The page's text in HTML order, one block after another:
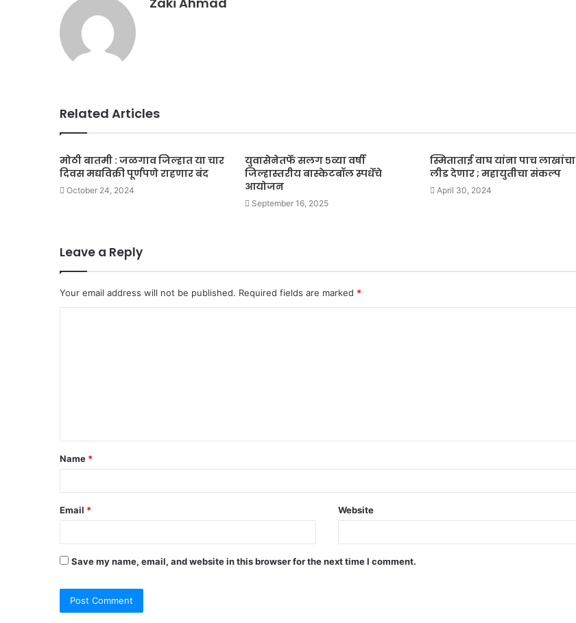
Related Articles
मोठी बातमी : जळगाव जिल्हात या चार
दिवस मद्यविक्री पूर्णपणे राहणार बंद
October 24, 2024
युवासेनेतर्फे सलग ५व्या वर्षी
जिल्हास्तरीय बास्केटबॉल स्पर्धेचे
आयोजन
September 16, 2025
स्मिताताई वाघ यांना पाच लाखांचा
लीड देणार ; महायुतीचा संकल्प
April 30, 2024
Leave a Reply
Your email address will not be published. Required fields are marked *
t
*
Name *
Email * Website
Save my name, email, and website in this browser for the next time I comment.